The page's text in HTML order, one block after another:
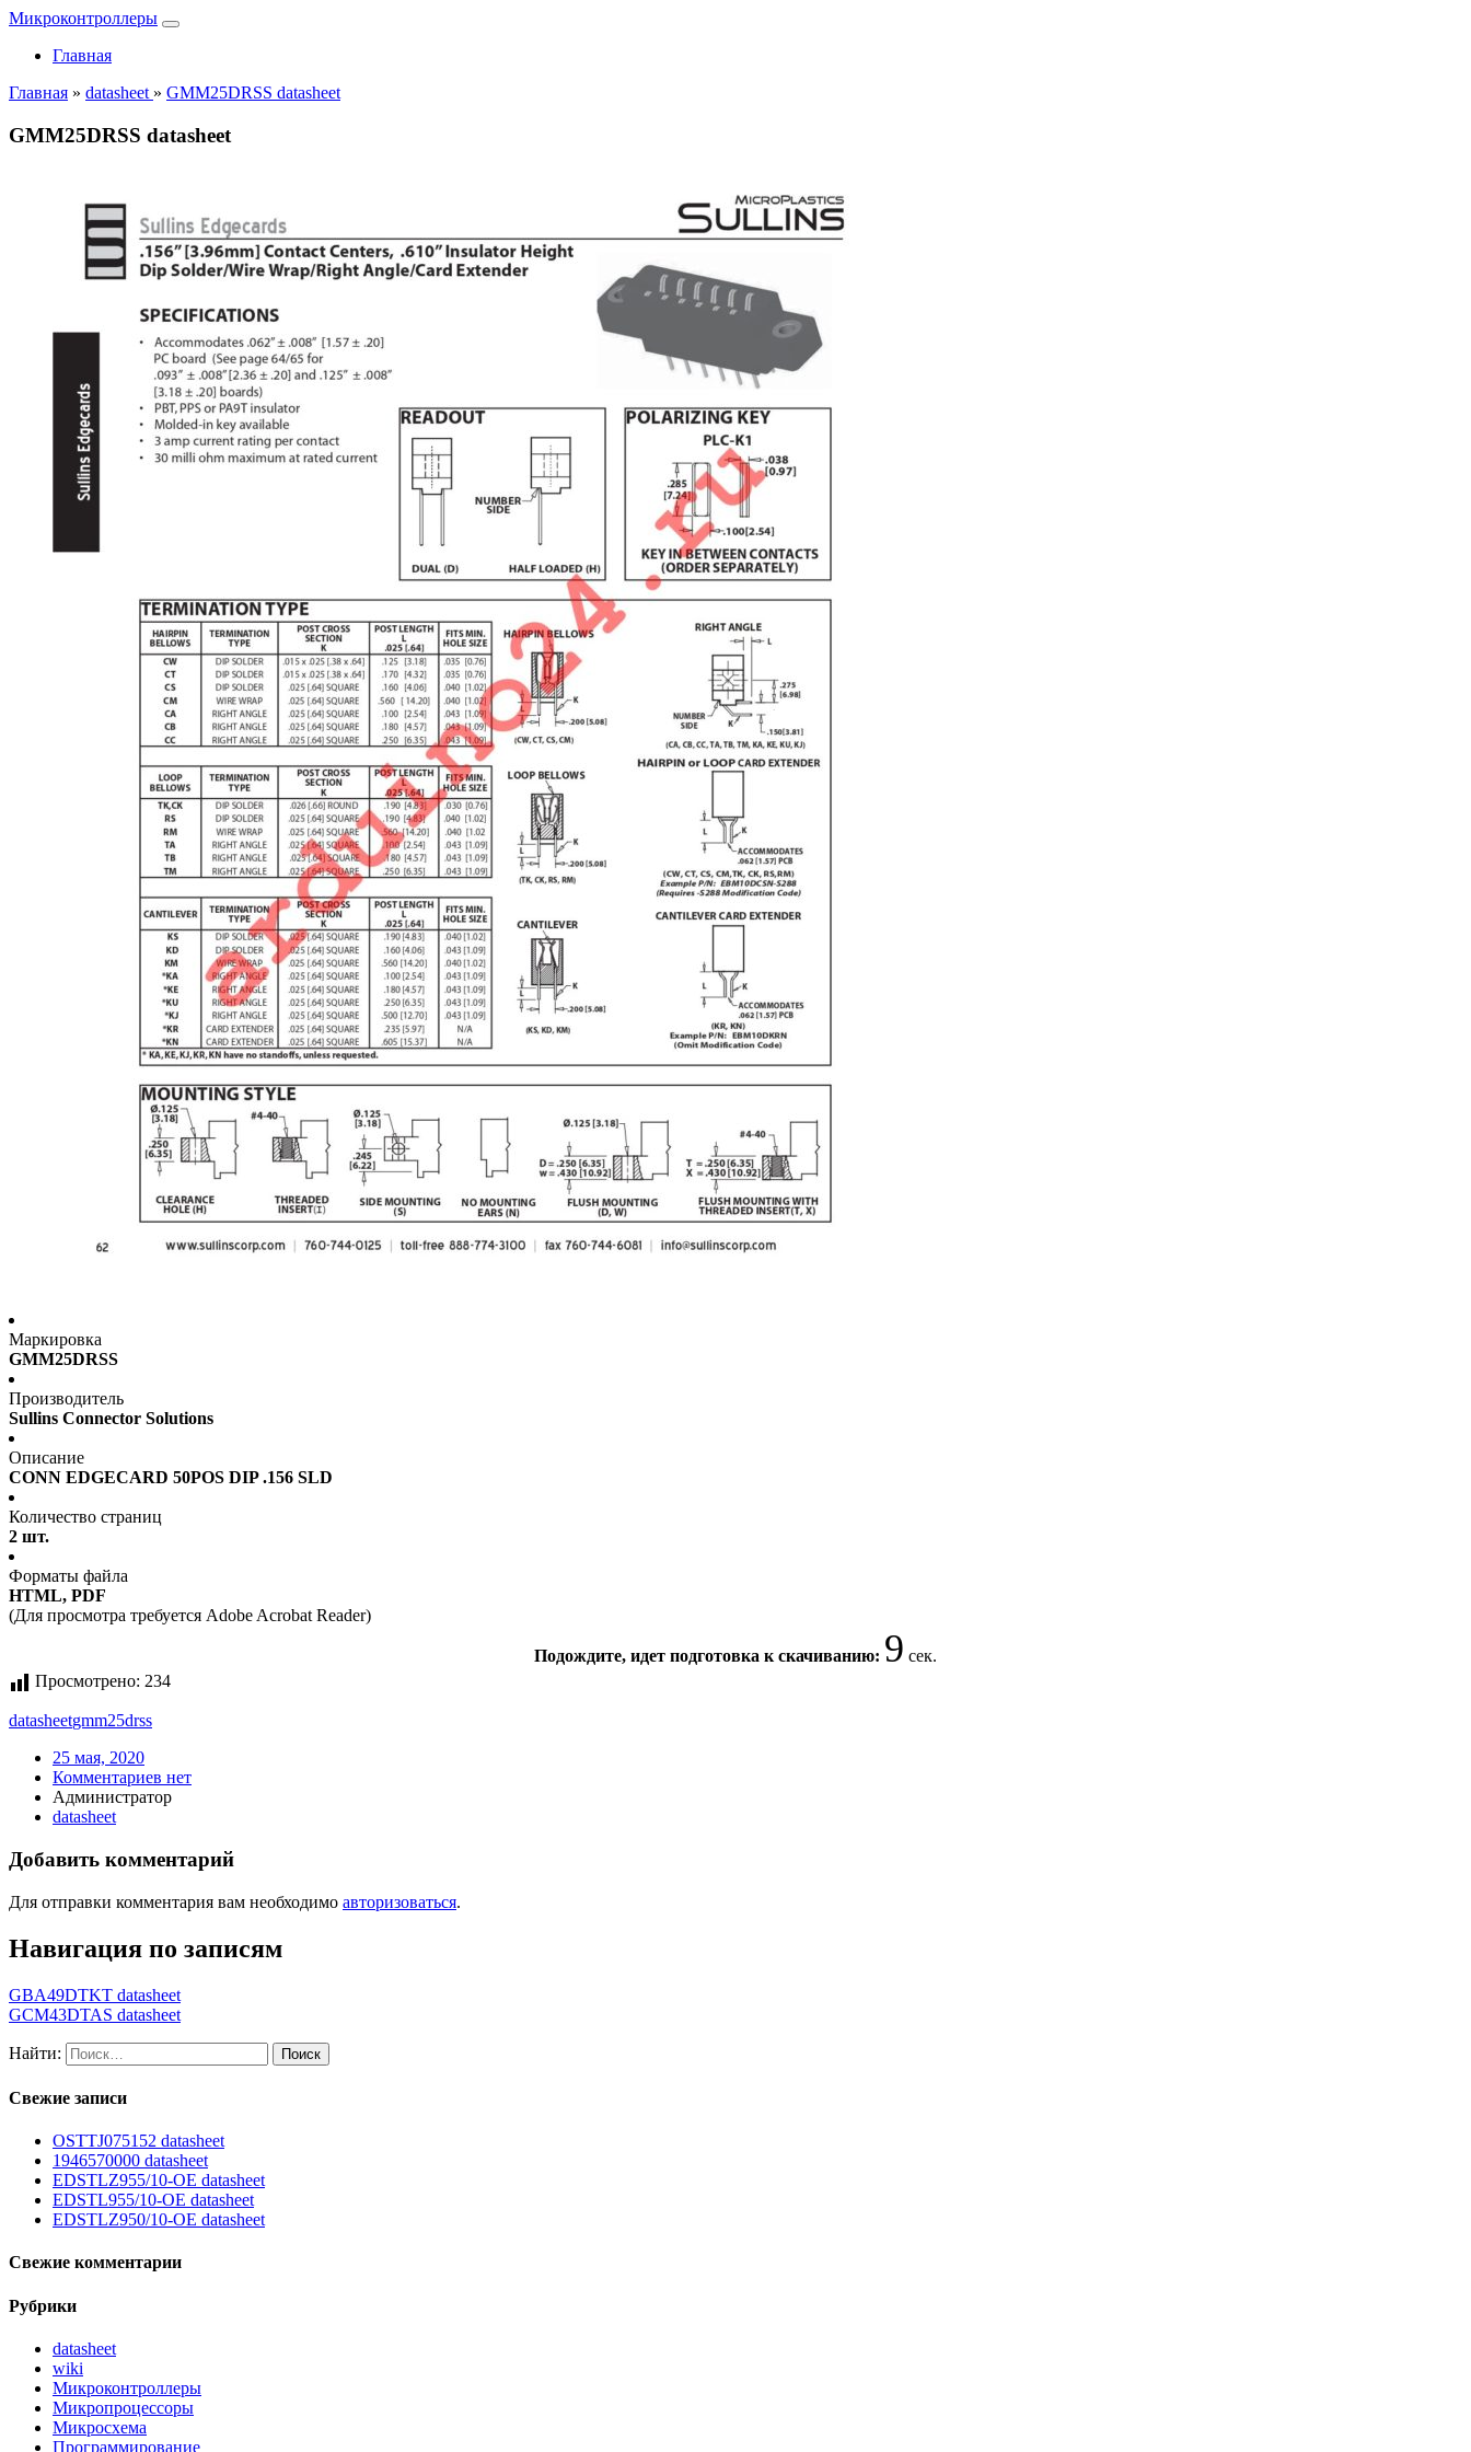
Микроконтроллеры
Главная
Главная » datasheet » GMM25DRSS datasheet
GMM25DRSS datasheet
Маркировка
GMM25DRSS
Производитель
Sullins Connector Solutions
Описание
CONN EDGECARD 50POS DIP .156 SLD
Количество страниц
2 шт.
Форматы файла
HTML, PDF
(Для просмотра требуется Adobe Acrobat Reader)
Подождите, идет подготовка к скачиванию: 8 сек.
Просмотрено: 234
datasheetgmm25drss
25 мая, 2020
Комментариев нет
Администратор
datasheet
Добавить комментарий
Для отправки комментария вам необходимо авторизоваться.
Навигация по записям
GBA49DTKT datasheet
GCM43DTAS datasheet
Найти:
Свежие записи
OSTTJ075152 datasheet
1946570000 datasheet
EDSTLZ955/10-OE datasheet
EDSTL955/10-OE datasheet
EDSTLZ950/10-OE datasheet
Свежие комментарии
Рубрики
datasheet
wiki
Микроконтроллеры
Микропроцессоры
Микросхема
Программирование